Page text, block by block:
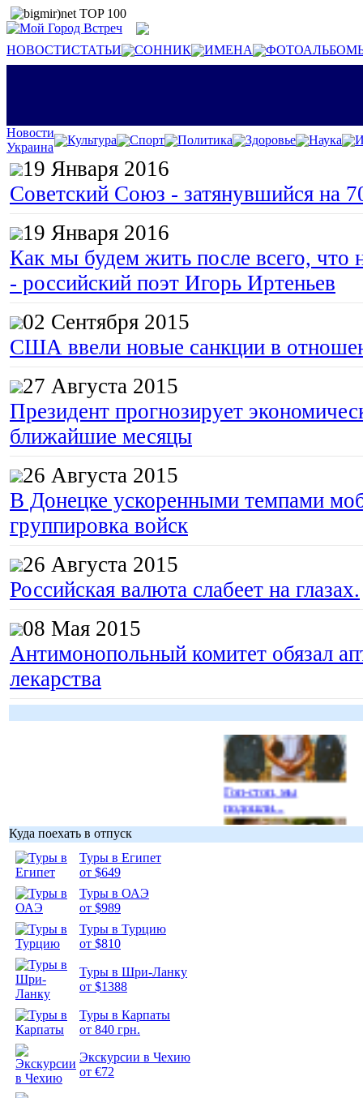
НОВОСТИСТАТЬИ СОННИК ИМЕНА
Новости
Украина
Культура Спорт Политика Здоровье Наука
19 Января 2016
Советский Союз - затянувшийся на
19 Января 2016
Как мы будем жить после всего, что
- российский поэт Игорь Иртеньев
02 Сентября 2015
США ввели новые санкции в
27 Августа 2015
Президент прогнозирует
ближайшие месяцы
26 Августа 2015
В Донецке ускоренными темпами
группировка войск
26 Августа 2015
Российская валюта слабеет на глазах.
08 Мая 2015
Антимонопольный комитет обязал
лекарства
Гоп-стоп, мы
подошли...
Куда поехать в отпуск
Туры в Египет
от $649
Туры в ОАЭ
от $989
Туры в Турцию
от $810
Туры в Шри-Ланку
от $1388
Туры в Карпаты
от 840 грн.
Экскурсии в Чехию
от €72